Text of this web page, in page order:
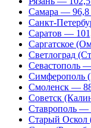
Самара — 96,8
Санкт-
Саратов —
Саргатское
Светлоград
Севастополь
Симферополь
Смоленск —
Советск
Ставрополь —
Старый Оскол